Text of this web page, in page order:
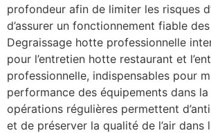
profondeur afin de limiter les risques
d’assurer un fonctionnement fiable
Degraissage hotte professionnelle
pour l’entretien hotte restaurant et
professionnelle, indispensables pour
performance des équipements dans la
opérations régulières permettent
et de préserver la qualité de l’air dans